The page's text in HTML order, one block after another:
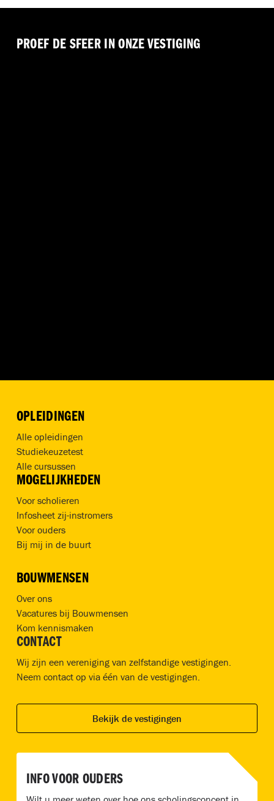
PROEF DE SFEER IN ONZE VESTIGING
OPLEIDINGEN
Alle opleidingen
Studiekeuzetest
Alle cursussen
MOGELIJKHEDEN
Voor scholieren
Infosheet zij-instromers
Voor ouders
Bij mij in de buurt
BOUWMENSEN
Over ons
Vacatures bij Bouwmensen
Kom kennismaken
CONTACT
Wij zijn een vereniging van zelfstandige vestigingen.
Neem contact op via één van de vestigingen.
Bekijk de vestigingen
INFO VOOR OUDERS